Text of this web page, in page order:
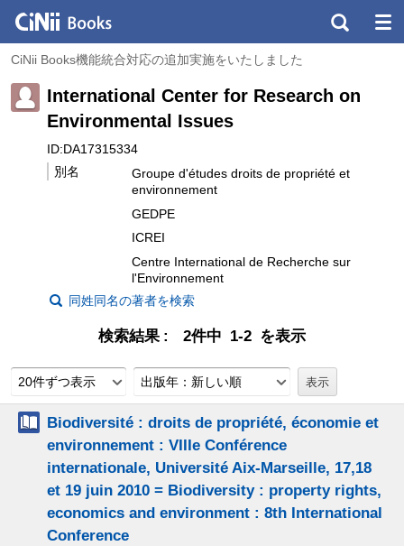
CiNii Books機能統合対応の追加実施をいたしました
International Center for Research on
Environmental Issues
ID:DA17315334
別名
Groupe d'études droits de propriété et
environnement
GEDPE
ICREI
Centre International de Recherche sur
l'Environnement
同姓同名の著者を検索
検索結果 2件中 1-2 を表示
20件ずつ表示 出版年：新しい順
Biodiversité : droits de propriété, économie et
environnement : VIIIe Conférence
internationale, Université Aix-Marseille, 17,18
et 19 juin 2010 = Biodiversity : property rights,
economics and environment : 8th International
Conference